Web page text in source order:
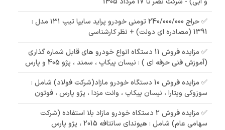
✅ حراج 240/000/000 تومنی خودرو پراید سایپا تیپ ۱۳۱ مدل :
1391 (مصادره ای دولت) + نظر کارشناسی
✅ مزایده فروش 11 دستگاه انواع خودرو های قابل شماره گذاری
(آموزش فنی حرفه ای ) : نیسان پیکاپ ، سمند ، پژو 405 و پارس
✅ مزایده فروش 10 دستگاه خودرو مازاد(شرکت فولاد) شامل :
سوزوکی ویتارا ، نیسان پیکاپ ، وانت مزدا ، پژو پارس ، فوتون
✅ مزایده فروش 2 دستکاه خودرو مازاد بلا استفاده (شرکت
سهامی عام) شامل : هیوندای سانتافه 2015 ، پژو پارس